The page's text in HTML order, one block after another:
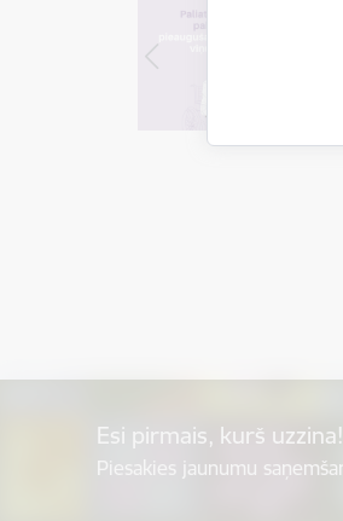
Esi pirmais, kurš uzzina!
Piesakies jaunumu